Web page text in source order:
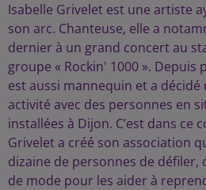
Isabelle Grivelet est une artiste
son arc. Chanteuse, elle a
dernier à un grand concert au
groupe « Rockin' 1000 ». Depuis
est aussi mannequin et a
activité avec des personnes en
installées à Dijon. C’est dans ce
Grivelet a créé son association
dizaine de personnes de défiler,
de mode pour les aider à